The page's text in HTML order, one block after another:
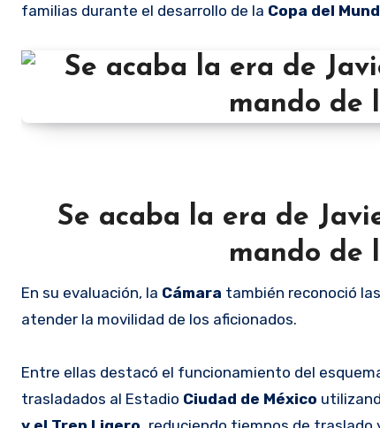
familias durante el desarrollo de la Copa del
Se acaba la era de
mando de
En su evaluación, la Cámara también reconoció
atender la movilidad de los aficionados.
Entre ellas destacó el funcionamiento del
trasladados al Estadio Ciudad de México